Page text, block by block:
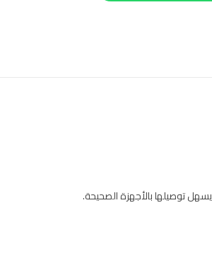
توصيلها بالأجهزة الصحيحة.